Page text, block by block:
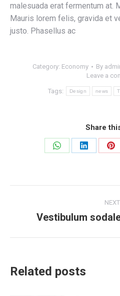
malesuada erat fermentum at.
Mauris lorem felis, gravida et
justo. Phasellus ac
Category: Economy By
Leave a
Tags: Design news
Share
Share
Share
navigation
NEXT
Vestibulum
Related posts